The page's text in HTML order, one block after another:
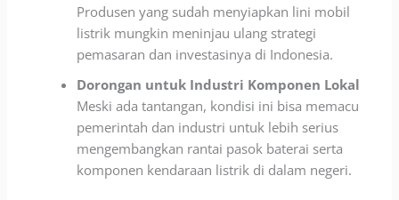
Produsen yang sudah menyiapkan lini mobil
listrik mungkin meninjau ulang strategi
pemasaran dan investasinya di Indonesia.
Dorongan untuk Industri Komponen Lokal
Meski ada tantangan, kondisi ini bisa memacu
pemerintah dan industri untuk lebih serius
mengembangkan rantai pasok baterai serta
komponen kendaraan listrik di dalam negeri.